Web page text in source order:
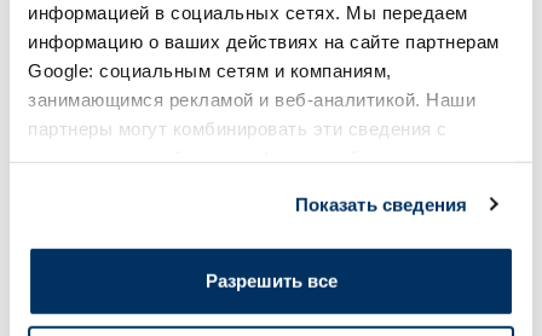
информацией в социальных сетях. Мы передаем
информацию о ваших действиях на сайте партнерам
Google: социальным сетям и компаниям,
занимающимся рекламой и веб-аналитикой. Наши
партнеры могут комбинировать эти сведения с
Показать сведения
Разрешить все
MICROLAX 625 mg/90 mg/9 mg/ml
ректальный раствор, 4 шт.
Цена
6.19 €
FORLAX 10 г
Цена
7.99 €
В
Солнечная защита летом ☀️